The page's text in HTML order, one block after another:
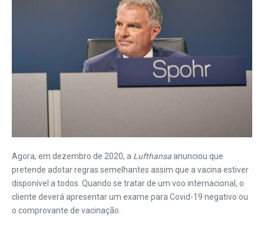
Agora, em dezembro de 2020, a Lufthansaanunciou que
pretende adotar regras semelhantes assim que a vacina estiver
disponível a todos. Quando se tratar de um voo internacional, o
cliente deverá apresentar um exame para Covid-19 negativo ou
o comprovante de vacinação.